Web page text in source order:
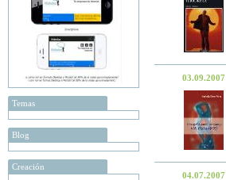
Temas
Blog
Creación
03.09.2007
04.07.2007